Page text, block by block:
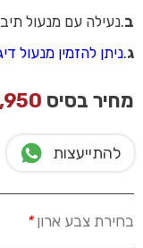
ב.נעילה עם מנעול תיבת
ג.ניתן להזמין מנעול
מחיר בסיס
להתייעצות
בחירת צבע ארון*